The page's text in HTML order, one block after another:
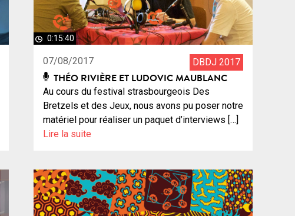
0:15:40
07/08/2017 DBDJ 2017
THÉO RIVIÈRE ET LUDOVIC MAUBLANC
Au cours du festival strasbourgeois Des
Bretzels et des Jeux, nous avons pu poser notre
matériel pour réaliser un paquet d’interviews […]
Lire la suite